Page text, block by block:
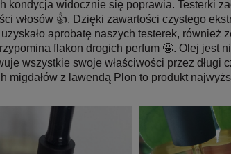
kondycja widocznie się poprawia. Testerki
włosów 👍. Dzięki zawartości czystego
aprobatę naszych testerek,
flakon drogich perfum 🤩. Olej jest
wszystkie swoje właściwości przez długi
migdałów z lawendą Plon to produkt